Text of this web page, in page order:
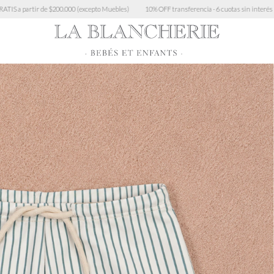
(excepto Muebles) 10% OFF transferencia · 6 cuotas sin interés > $450.000 · 3 cuotas